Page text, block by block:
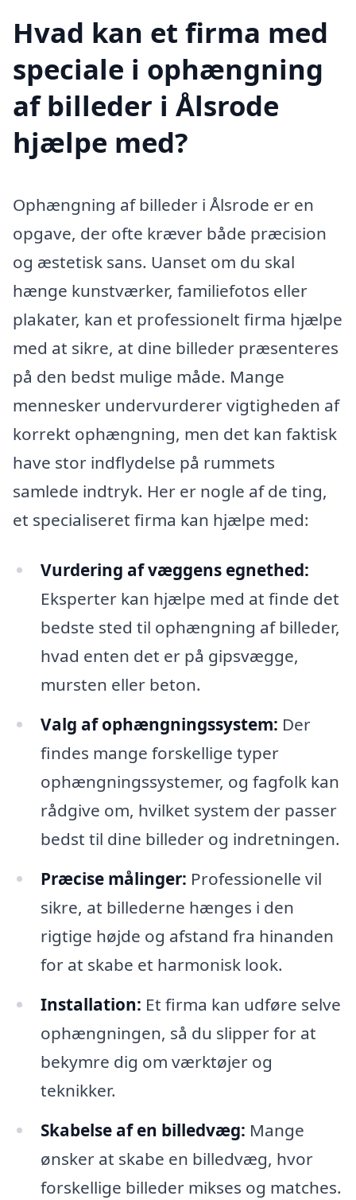
Hvad kan et firma med
speciale i ophængning
af billeder i Ålsrode
hjælpe med?
Ophængning af billeder i Ålsrode er en
opgave, der ofte kræver både præcision
og æstetisk sans. Uanset om du skal
hænge kunstværker, familiefotos eller
plakater, kan et professionelt firma hjælpe
med at sikre, at dine billeder præsenteres
på den bedst mulige måde. Mange
mennesker undervurderer vigtigheden af
korrekt ophængning, men det kan faktisk
have stor indflydelse på rummets
samlede indtryk. Her er nogle af de ting,
et specialiseret firma kan hjælpe med:
Vurdering af væggens egnethed:
Eksperter kan hjælpe med at finde det
bedste sted til ophængning af billeder,
hvad enten det er på gipsvægge,
mursten eller beton.
Valg af ophængningssystem: Der
findes mange forskellige typer
ophængningssystemer, og fagfolk kan
rådgive om, hvilket system der passer
bedst til dine billeder og indretningen.
Præcise målinger: Professionelle vil
sikre, at billederne hænges i den
rigtige højde og afstand fra hinanden
for at skabe et harmonisk look.
Installation: Et firma kan udføre selve
ophængningen, så du slipper for at
bekymre dig om værktøjer og
teknikker.
Skabelse af en billedvæg: Mange
ønsker at skabe en billedvæg, hvor
forskellige billeder mikses og matches.